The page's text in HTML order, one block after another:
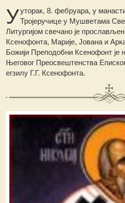
Ууторак, 8. фебруара, у
Тројеручице у Мушветама
Литургијом свечано је
Ксенофонта, Марије, Јована и
Божији Преподобни Ксенофонт је
Његовог Преосвештенства
егзилу Г.Г. Ксенофонта.